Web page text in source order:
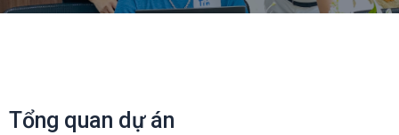
Tổng quan dự án